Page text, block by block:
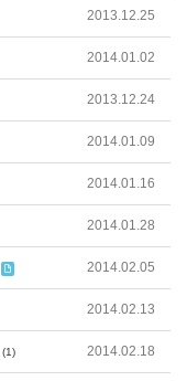
2013.12.25
2014.01.02
2013.12.24
2014.01.09
2014.01.16
2014.01.28
2014.02.05
2014.02.13
(1) 2014.02.18